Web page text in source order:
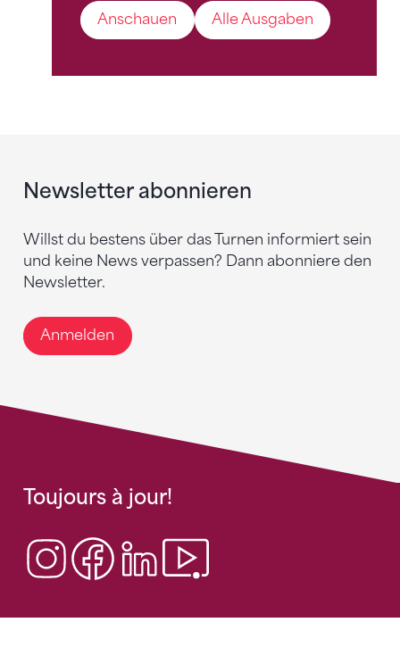
Anschauen Alle Ausgaben
Newsletter abonnieren
Willst du bestens über das Turnen informiert sein
und keine News verpassen? Dann abonniere den
Newsletter.
Anmelden
Toujours à jour!